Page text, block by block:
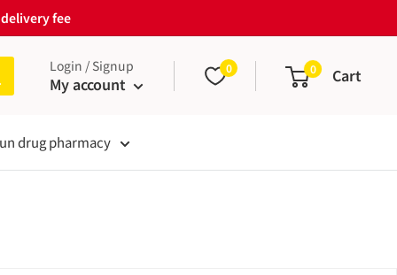
fee
Login / Signup
My account
0 0 Cart
drug pharmacy